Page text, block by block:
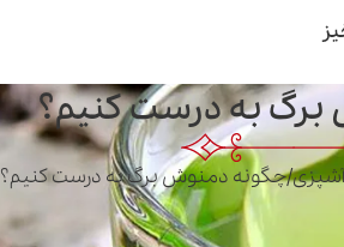
به درست کنیم؟
/چگونه دمنوش برگ به درست کنیم؟